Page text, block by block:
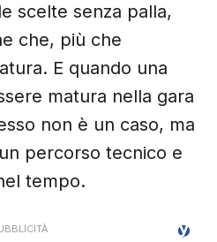
scelte senza palla,
che, più che
E quando una
matura nella gara
non è un caso, ma
percorso tecnico e
tempo.